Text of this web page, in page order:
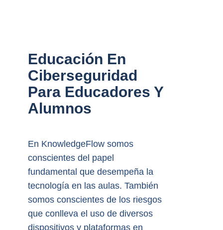
Educación En
Ciberseguridad
Para Educadores Y
Alumnos
En KnowledgeFlow somos
conscientes del papel
fundamental que desempeña la
tecnología en las aulas. También
somos conscientes de los riesgos
que conlleva el uso de diversos
dispositivos y plataformas en